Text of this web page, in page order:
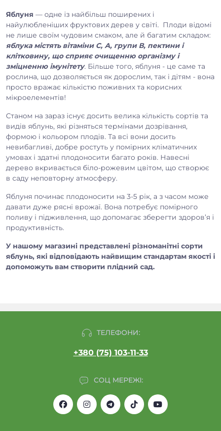
Яблуня — одне із найбільш поширених і
найулюбленіших фруктових дерев у світі. Плоди відомі
не лише своїм чудовим смаком, але й багатим складом:
яблука містять вітаміни С, А, групи В, пектини і
клітковину, що сприяє очищенню організму і
зміцненню імунітету. Більше того, яблуня - це саме та
рослина, що дозволяється як дорослим, так і дітям - вона
просто вражає кількістю поживних та корисних
мікроелементів!
Станом на зараз існує досить велика кількість сортів та
видів яблунь, які різняться термінами дозрівання,
формою і кольором плодів. Та всі вони досить
невибагливі, добре ростуть у помірних кліматичних
умовах і здатні плодоносити багато років. Навесні
дерево вкривається біло-рожевим цвітом, що створює
в саду неповторну атмосферу.
Яблуня починає плодоносити на 3-5 рік, а з часом може
давати дуже рясні врожаї. Вона потребує помірного
поливу і підживлення, що допомагає зберегти здоров’я і
продуктивність.
У нашому магазині представлені різноманітні сорти
яблунь, які відповідають найвищим стандартам якості і
допоможуть вам створити плідний сад.
ТЕЛЕФОНИ:
+380 (75) 103-11-33
СОЦ МЕРЕЖІ: